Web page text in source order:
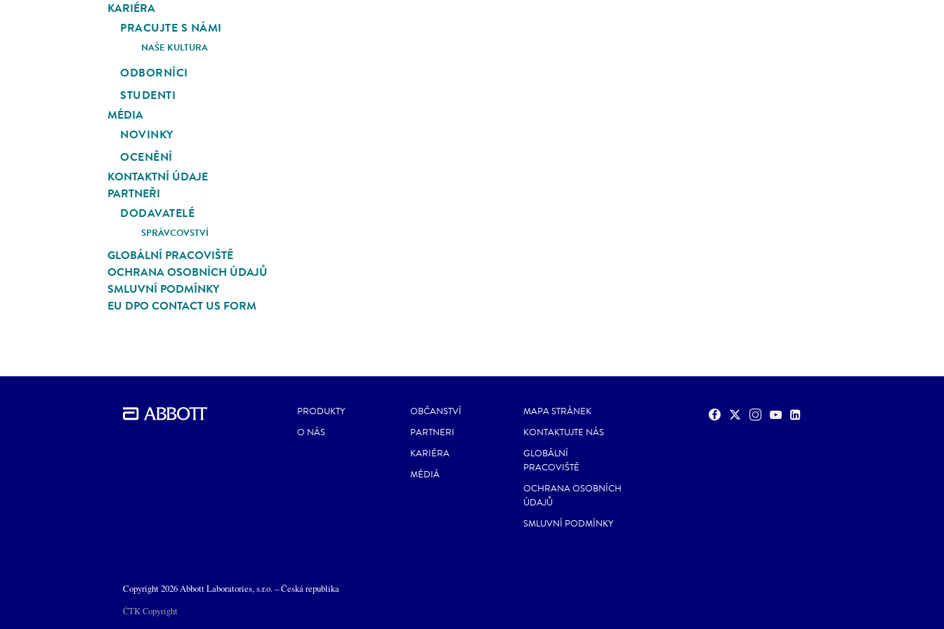
KARIÉRA
PRACUJTE S NÁMI
NAŠE KULTURA
ODBORNÍCI
STUDENTI
MÉDIA
NOVINKY
OCENĚNÍ
KONTAKTNÍ ÚDAJE
PARTNEŘI
DODAVATELÉ
SPRÁVCOVSTVÍ
GLOBÁLNÍ PRACOVIŠTĚ
OCHRANA OSOBNÍCH ÚDAJŮ
SMLUVNÍ PODMÍNKY
EU DPO CONTACT US FORM
PRODUKTY
O NÁS
OBČANSTVÍ
PARTNERI
KARIÉRA
MÉDIÁ
MAPA STRÁNEK
KONTAKTUJTE NÁS
GLOBÁLNÍ
PRACOVIŠTĚ
OCHRANA OSOBNÍCH
ÚDAJŮ
SMLUVNÍ PODMÍNKY
Copyright 2026 Abbott Laboratories, s.r.o. – Česká republika
ČTK Copyright